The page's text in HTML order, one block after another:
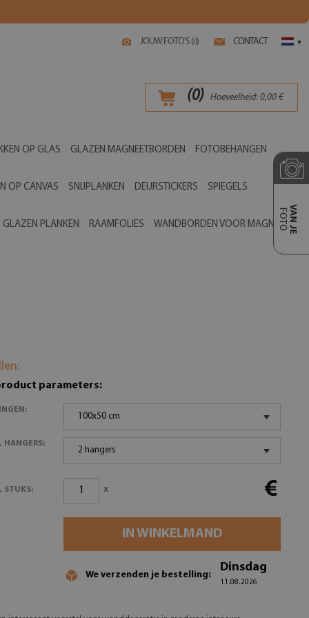
JOUW FOTO'S (0) CONTACT ▾
(0) Hoeveelheid: 0,00 €
OP GLAS GLAZEN MAGNEETBORDEN FOTOBEHANGEN
OP CANVAS SNIJPLANKEN DEURSTICKERS SPIEGELS
GLAZEN PLANKEN RAAMFOLIES WANDBORDEN VOOR MAGNETEN
VAN JE
FOTO
parameters:
100x50 cm
HANGERS:
2 hangers
STUKS: x €
IN WINKELMAND
We verzenden je bestelling:
Dinsdag
11.08.2026